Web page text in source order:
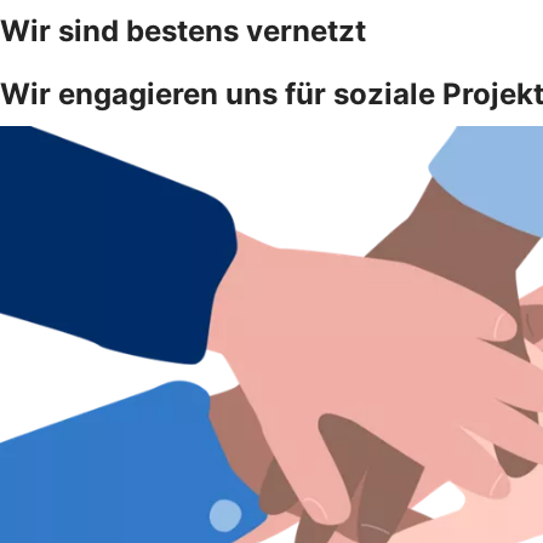
Wir sind bestens vernetzt
Wir engagieren uns für soziale